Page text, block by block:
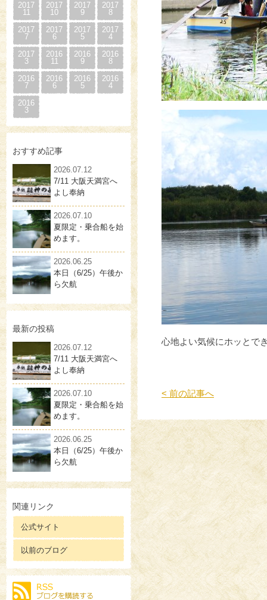
2017
11
2017
10
2017
9
2017
8
2017
7
2017
6
2017
5
2017
4
2017
3
2016
11
2016
9
2016
8
2016
7
2016
6
2016
5
2016
4
2016
3
おすすめ記事
2026.07.12
7/11 大阪天満宮へ
よし奉納
2026.07.10
夏限定・乗合船を始
めます。
2026.06.25
本日（6/25）午後か
ら欠航
最新の投稿
2026.07.12
7/11 大阪天満宮へ
よし奉納
2026.07.10
夏限定・乗合船を始
めます。
2026.06.25
本日（6/25）午後か
ら欠航
関連リンク
公式サイト
以前のブログ
心地よい気候にホッとで
< 前の記事へ